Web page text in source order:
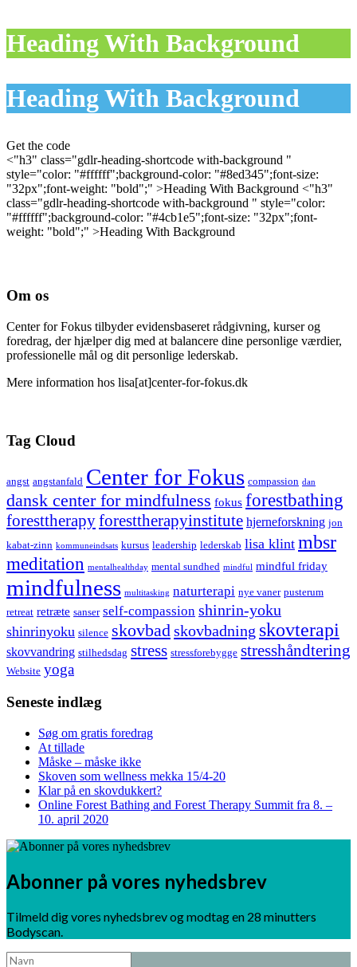
Heading With Background
Heading With Background
Get the code
<"h3" class="gdlr-heading-shortcode with-background "
style="color: "#ffffff";background-color: "#8ed345";font-size:
"32px";font-weight: "bold";" >Heading With Background <"h3"
class="gdlr-heading-shortcode with-background " style="color:
"#ffffff";background-color: "#4cb1e5";font-size: "32px";font-
weight: "bold";" >Heading With Background
Om os
Center for Fokus tilbyder evidensbaseret rådgivning, kurser og
foredrag, der hjælper dig med at balancere dine personlige værdier,
professionelle mål og dit personlige lederskab.
Mere information hos lisa[at]center-for-fokus.dk
Tag Cloud
angst angstanfald Center for Fokus compassion dan
dansk center for mindfulness fokus forestbathing
foresttherapyforesttherapyinstitute hjerneforskning jon
kabat-zinn kommuneindsats kursus leadership lederskab lisa klint mbsr
meditation mentalhealthday mental sundhed mindful mindful friday
mindfulness multitasking naturterapi nye vaner pusterum
retreat retræte sanser self-compassion shinrin-yoku
shinrinyoku silence skovbadskovbadning skovterapi
skovvandring stilhedsdag stress stressforebygge stresshåndtering
Website yoga
Seneste indlæg
Søg om gratis foredrag
At tillade
Måske – måske ikke
Skoven som wellness mekka 15/4-20
Klar på en skovdukkert?
Online Forest Bathing and Forest Therapy Summit fra 8. –
10. april 2020
Abonner på vores nyhedsbrev
Tilmeld dig vores nyhedsbrev og modtag en 28 minutters
Bodyscan.